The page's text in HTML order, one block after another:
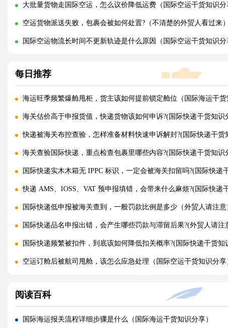
大批量货物走国际空运，怎么议价降低运费（国际空运干货知识分
空运货物派送失败，包裹会被如何处置?（不清楚的外贸人看过来）
国际空运物流长时间不更新轨迹是什么原因（国际空运干货知识分
每日推荐
海运旺季频繁爆舱甩柜，货主该如何提前锁定舱位（国际海运干货
海关估价高于申报货值，快递货物该如何申诉?(国际快递干货知识
快递被海关布控查验，怎样准备材料快速申诉解封?(国际快递干货
海关查验国际快递，重点检查包裹里哪些内容?(国际快递干货知识
国际快递实木木箱无 IPPC 标识，一定会被海关扣留吗?(国际快递
快递 AMS、IOSS、VAT 预申报填错，会带来什么麻烦?(国际快递
国际快递低申报被海关查到，一般罚款比例是多少（外贸人请注意
国际快递品名申报出错，会产生哪些罚款与滞留后果?(外贸人请注
国际快递频繁被扣件，到底该如何降低扣关概率?(国际快递干货知
空运订舱后被航司甩舱，该怎么应急处理（国际空运干货知识分享
加急国际空运真的能提速，靠谱吗?(国际空运干货知识分享)
FBA 空运出现丢件破损，理赔流程怎么走（国际空运干货知识分享
阅读百科
国际海运报关流程详细步骤是什么（国际海运干货知识分享）